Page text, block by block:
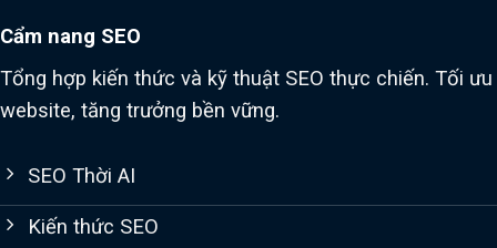
Cẩm nang SEO
Tổng hợp kiến thức và kỹ thuật SEO thực chiến. Tối ưu
website, tăng trưởng bền vững.
SEO Thời AI
Kiến thức SEO